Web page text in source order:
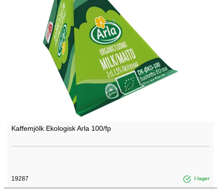
Kaffemjölk Ekologisk Arla 100/fp
19287 I lager